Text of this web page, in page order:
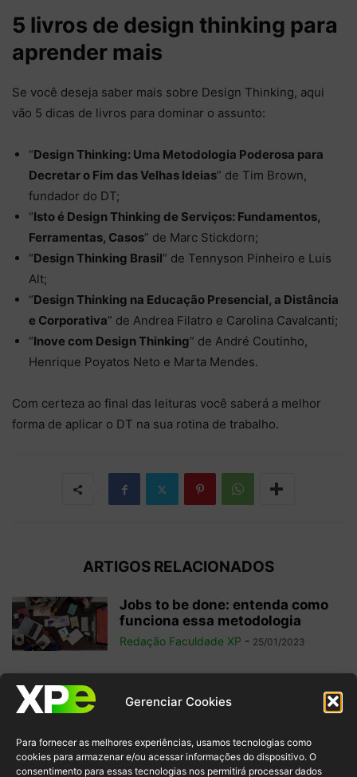
Gerenciar Cookies
Para fornecer as melhores experiências, usamos tecnologias como
cookies para armazenar e/ou acessar informações do dispositivo. O
consentimento para essas tecnologias nos permitirá processar dados
5 livros de design thinking para
aprender mais
Se você deseja saber mais sobre Design Thinking, aqui
vão 5 dicas de livros para dominar o assunto:
“Design Thinking: Uma Metodologia Poderosa para
Decretar o Fim das Velhas Ideias” de Tim Brown,
fundador do DT;
“Isto é Design Thinking de Serviços: Fundamentos,
Ferramentas, Casos” de Marc Stickdorn;
“Design Thinking Brasil” de Tennyson Pinheiro e Luis
Alt;
“Design Thinking na Educação Presencial, a Distância
e Corporativa” de Andrea Filatro e Carolina Cavalcanti;
“Inove com Design Thinking” de André Coutinho,‎
Henrique Poyatos Neto e Marta Mendes.
Com certeza ao final das leituras você saberá a melhor
forma de aplicar o DT na sua rotina de trabalho.
ARTIGOS RELACIONADOS
Jobs to be done: entenda como
funciona essa metodologia
Redação Faculdade XP - 25/01/2023
WBS (Work Breakdown
Redação Faculdade XP - 22/01/2023